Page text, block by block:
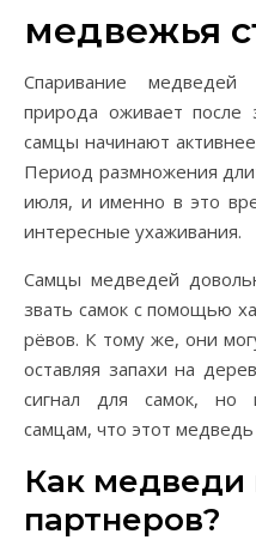
медвежья
Спаривание медведей
природа оживает после
самцы начинают
Период размножения
июля, и именно в это
интересные ухаживания.
Самцы медведей
звать самок с помощью
рёвов. К тому же, они
оставляя запахи на
сигнал для самок, но
самцам, что этот медведь
Как
партнеров?